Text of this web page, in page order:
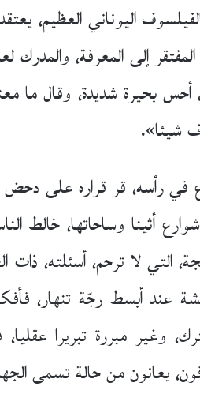
اليوناني العظيم،
إلى المعرفة،
أحس بحيرة شديدة، وقال ما
شيئا».
في رأسه، قر قراره على
أثينا وساحاتها،
التي لا ترحم، أسئلته،
أبسط رجّة تنهار،
وغير مبررة تبريرا
يعانون من حالة تسمى